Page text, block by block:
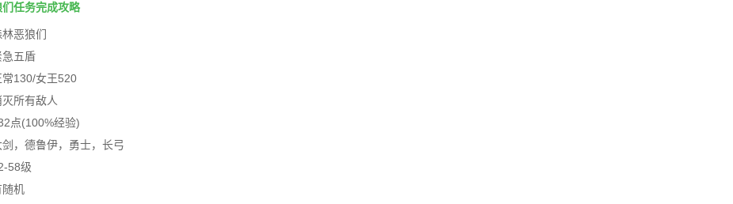
任务完成攻略
恶狼们
五盾
130/女王520
所有敌人
点(100%经验)
，德鲁伊，勇士，长弓
58级
随机